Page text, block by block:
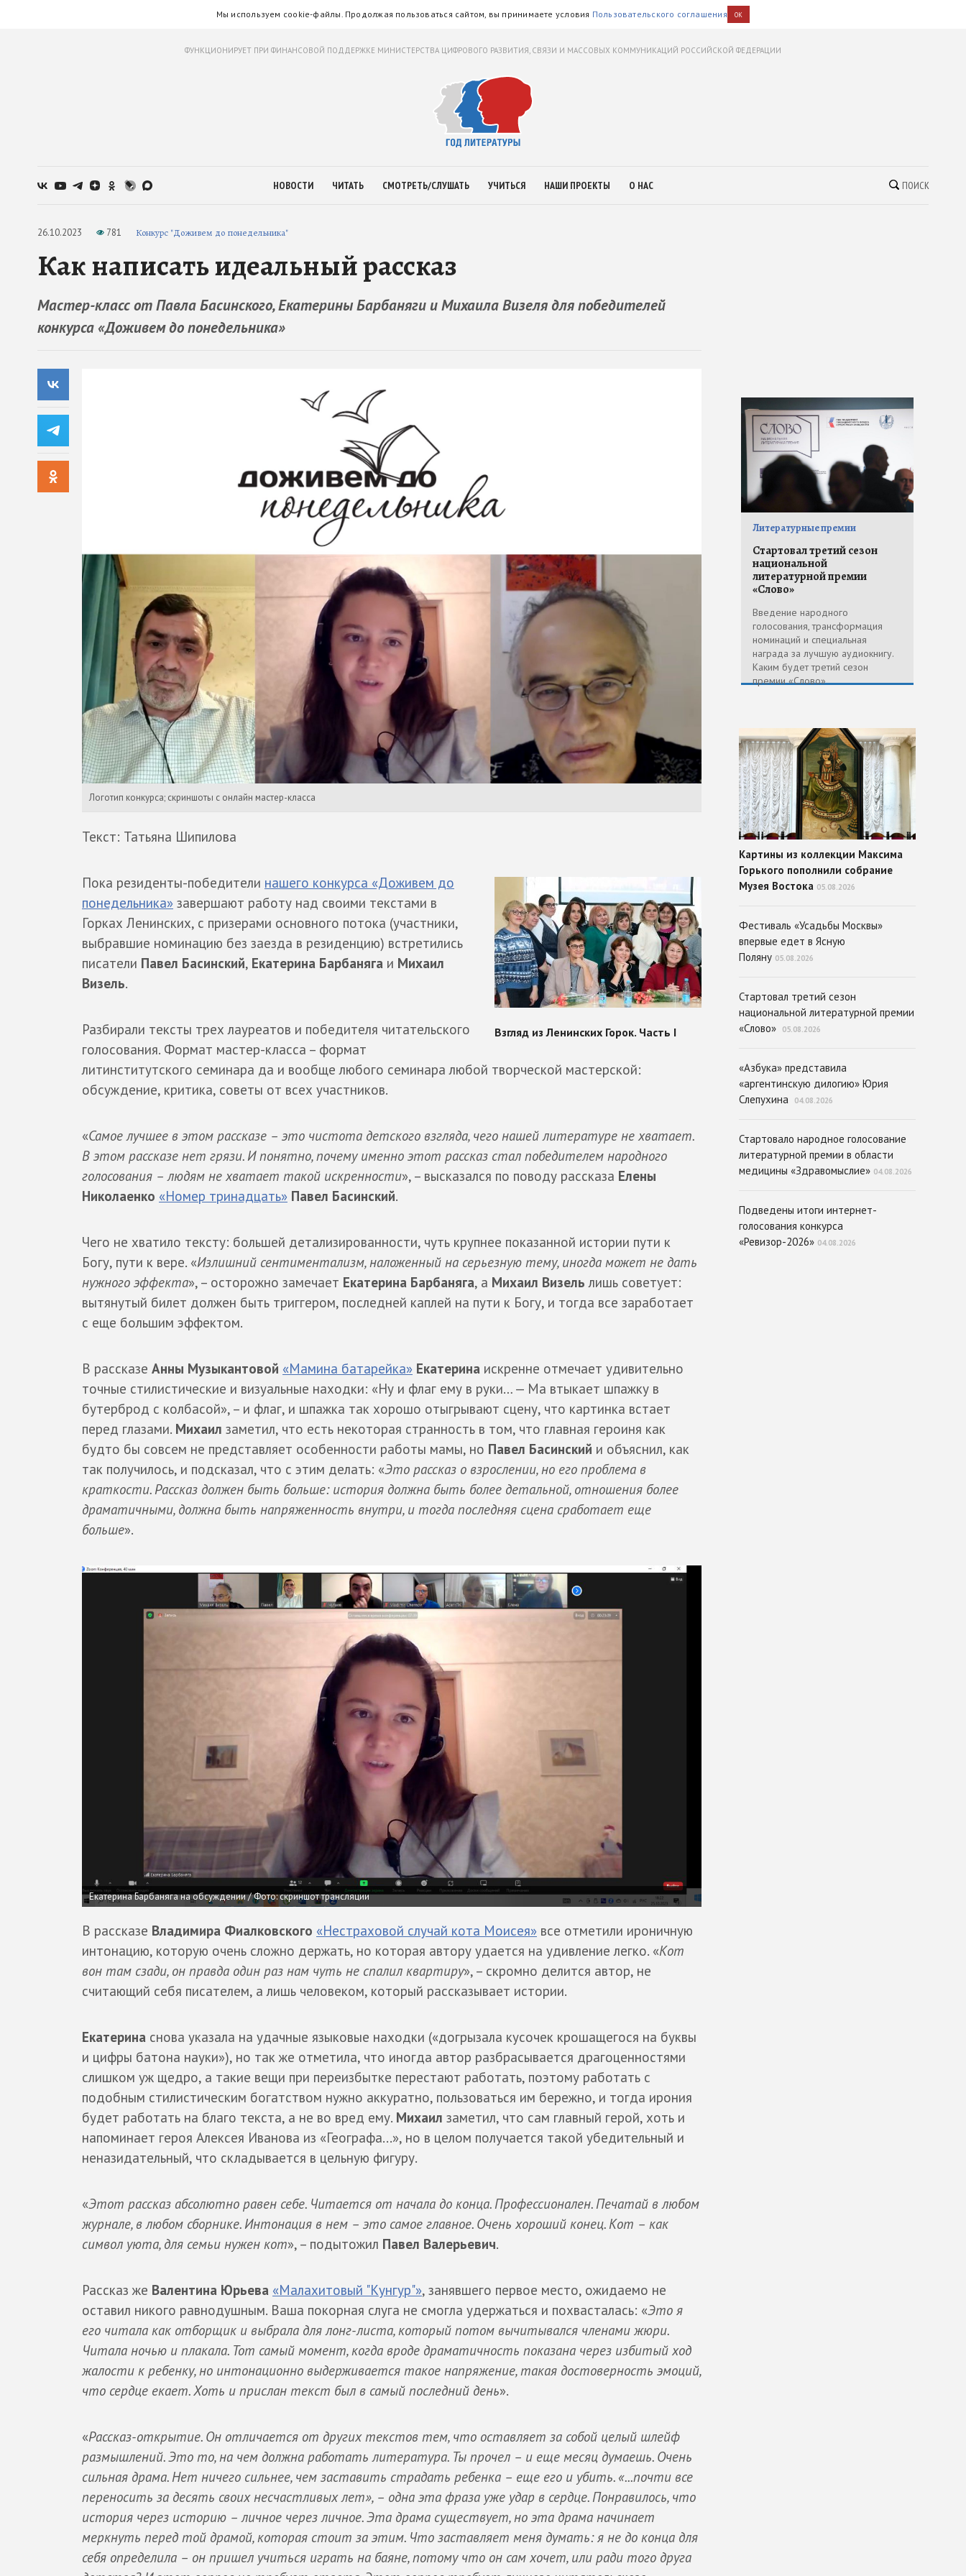
Мы используем cookie-файлы. Продолжая пользоваться сайтом, вы принимаете условия Пользовательского соглашения OK
ФУНКЦИОНИРУЕТ ПРИ ФИНАНСОВОЙ ПОДДЕРЖКЕ МИНИСТЕРСТВА ЦИФРОВОГО РАЗВИТИЯ, СВЯЗИ И МАССОВЫХ КОММУНИКАЦИЙ РОССИЙСКОЙ ФЕДЕРАЦИИ
НОВОСТИ ЧИТАТЬ СМОТРЕТЬ/СЛУШАТЬ УЧИТЬСЯ НАШИ ПРОЕКТЫ О НАС ПОИСК
26.10.2023 781 Конкурс "Доживем до понедельника"
Как написать идеальный рассказ
Мастер-класс от Павла Басинского, Екатерины Барбаняги и Михаила Визеля для победителей
конкурса «Доживем до понедельника»
Логотип конкурса; скриншоты с онлайн мастер-класса
Текст: Татьяна Шипилова
Пока резиденты-победители нашего конкурса «Доживем до
понедельника» завершают работу над своими текстами в
Горках Ленинских, с призерами основного потока (участники,
выбравшие номинацию без заезда в резиденцию) встретились
писатели Павел Басинский, Екатерина Барбаняга и Михаил
Визель.
Разбирали тексты трех лауреатов и победителя читательского
голосования. Формат мастер-класса – формат
литинститутского семинара да и вообще любого семинара любой творческой мастерской:
обсуждение, критика, советы от всех участников.
«Самое лучшее в этом рассказе – это чистота детского взгляда, чего нашей литературе не хватает.
В этом рассказе нет грязи. И понятно, почему именно этот рассказ стал победителем народного
голосования – людям не хватает такой искренности», – высказался по поводу рассказа Елены
Николаенко «Номер тринадцать» Павел Басинский.
Чего не хватило тексту: большей детализированности, чуть крупнее показанной истории пути к
Богу, пути к вере. «Излишний сентиментализм, наложенный на серьезную тему, иногда может не дать
нужного эффекта», – осторожно замечает Екатерина Барбаняга, а Михаил Визель лишь советует:
вытянутый билет должен быть триггером, последней каплей на пути к Богу, и тогда все заработает
с еще большим эффектом.
В рассказе Анны Музыкантовой «Мамина батарейка» Екатерина искренне отмечает удивительно
точные стилистические и визуальные находки: «Ну и флаг ему в руки… — Ма втыкает шпажку в
бутерброд с колбасой», – и флаг, и шпажка так хорошо отыгрывают сцену, что картинка встает
перед глазами. Михаил заметил, что есть некоторая странность в том, что главная героиня как
будто бы совсем не представляет особенности работы мамы, но Павел Басинский и объяснил, как
так получилось, и подсказал, что с этим делать: «Это рассказ о взрослении, но его проблема в
краткости. Рассказ должен быть больше: история должна быть более детальной, отношения более
драматичными, должна быть напряженность внутри, и тогда последняя сцена сработает еще
больше».
Екатерина Барбаняга на обсуждении /Фото: скриншот трансляции
В рассказе Владимира Фиалковского «Нестраховой случай кота Моисея» все отметили ироничную
интонацию, которую очень сложно держать, но которая автору удается на удивление легко. «Кот
вон там сзади, он правда один раз нам чуть не спалил квартиру», – скромно делится автор, не
считающий себя писателем, а лишь человеком, который рассказывает истории.
Екатерина снова указала на удачные языковые находки («догрызала кусочек крошащегося на буквы
и цифры батона науки»), но так же отметила, что иногда автор разбрасывается драгоценностями
слишком уж щедро, а такие вещи при переизбытке перестают работать, поэтому работать с
подобным стилистическим богатством нужно аккуратно, пользоваться им бережно, и тогда ирония
будет работать на благо текста, а не во вред ему. Михаил заметил, что сам главный герой, хоть и
напоминает героя Алексея Иванова из «Географа...», но в целом получается такой убедительный и
неназидательный, что складывается в цельную фигуру.
«Этот рассказ абсолютно равен себе. Читается от начала до конца. Профессионален. Печатай в любом
журнале, в любом сборнике. Интонация в нем – это самое главное. Очень хороший конец. Кот – как
символ уюта, для семьи нужен кот», – подытожил Павел Валерьевич.
Рассказ же Валентина Юрьева «Малахитовый "Кунгур"», занявшего первое место, ожидаемо не
оставил никого равнодушным. Ваша покорная слуга не смогла удержаться и похвасталась: «Это я
его читала как отборщик и выбрала для лонг-листа, который потом вычитывался членами жюри.
Читала ночью и плакала. Тот самый момент, когда вроде драматичность показана через избитый ход
жалости к ребенку, но интонационно выдерживается такое напряжение, такая достоверность эмоций,
что сердце екает. Хоть и прислан текст был в самый последний день».
«Рассказ-открытие. Он отличается от других текстов тем, что оставляет за собой целый шлейф
размышлений. Это то, на чем должна работать литература. Ты прочел – и еще месяц думаешь. Очень
сильная драма. Нет ничего сильнее, чем заставить страдать ребенка – еще его и убить. «...почти все
переносить за десять своих несчастливых лет», – одна эта фраза уже удар в сердце. Понравилось, что
история через историю – личное через личное. Эта драма существует, но эта драма начинает
меркнуть перед той драмой, которая стоит за этим. Что заставляет меня думать: я не до конца для
себя определила – он пришел учиться играть на баяне, потому что он сам хочет, или ради того друга
Литературные премии
Стартовал третий сезон
национальной
литературной премии
«Слово»
Введение народного
голосования, трансформация
номинаций и специальная
награда за лучшую аудиокнигу.
Каким будет третий сезон
премии «Слово»
Картины из коллекции Максима
Горького пополнили собрание
Музея Востока 05.08.2026
Фестиваль «Усадьбы Москвы»
впервые едет в Ясную
Поляну 05.08.2026
Стартовал третий сезон
национальной литературной премии
«Слово»
05.08.2026
«Азбука» представила
«аргентинскую дилогию» Юрия
Слепухина
04.08.2026
Стартовало народное голосование
литературной премии в области
медицины «Здравомыслие» 04.08.2026
Подведены итоги интернет-
голосования конкурса
«Ревизор-2026» 04.08.2026